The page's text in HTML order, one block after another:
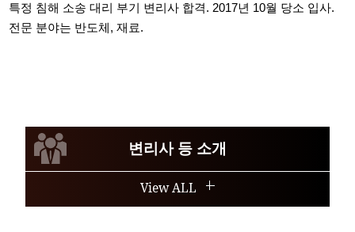
특정 침해 소송 대리 부기 변리사 합격. 2017년 10월 당소 입사.
전문 분야는 반도체, 재료.
변리사 등 소개
View ALL